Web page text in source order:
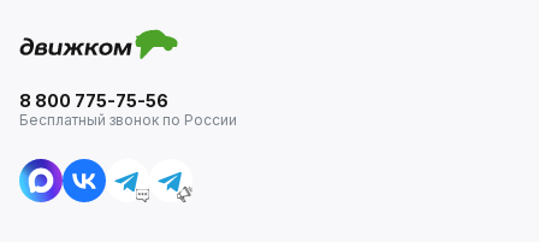
8 800 775-75-56
Бесплатный звонок по России